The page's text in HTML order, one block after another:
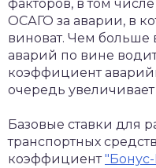
факторов, в том
ОСАГО за аварии, в
виноват. Чем больше
аварий по вине
коэффициент
очередь
Базовые ставки для
транспортных
коэффициент